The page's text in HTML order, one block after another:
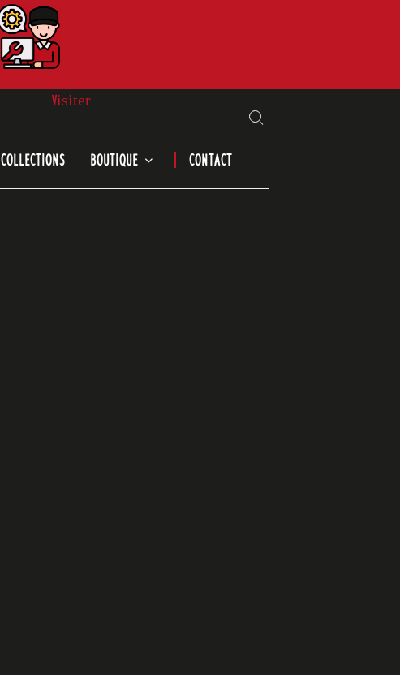
Visiter
COLLECTIONS BOUTIQUE CONTACT
Search for: